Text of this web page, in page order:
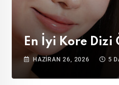
En İyi Kore
HAZIRAN 26, 2026 5